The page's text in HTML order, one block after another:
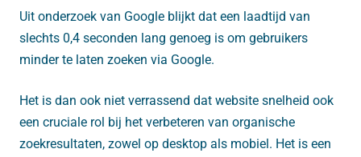
Uit onderzoek van Google blijkt dat een laadtijd van
slechts 0,4 seconden lang genoeg is om gebruikers
minder te laten zoeken via Google.
Het is dan ook niet verrassend dat website snelheid ook
een cruciale rol bij het verbeteren van organische
zoekresultaten, zowel op desktop als mobiel. Het is een